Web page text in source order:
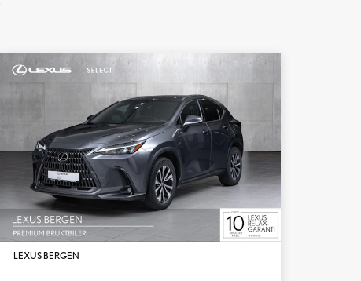
LEXUS BERGEN